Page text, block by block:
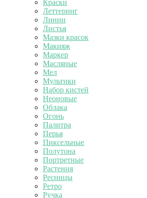
Краски
Леттеринг
Линии
Листья
Мазки красок
Макияж
Маркер
Масляные
Мел
Мультики
Набор кистей
Неоновые
Облака
Огонь
Палитра
Перья
Пиксельные
Полутона
Портретные
Растения
Ресницы
Ретро
Ручка